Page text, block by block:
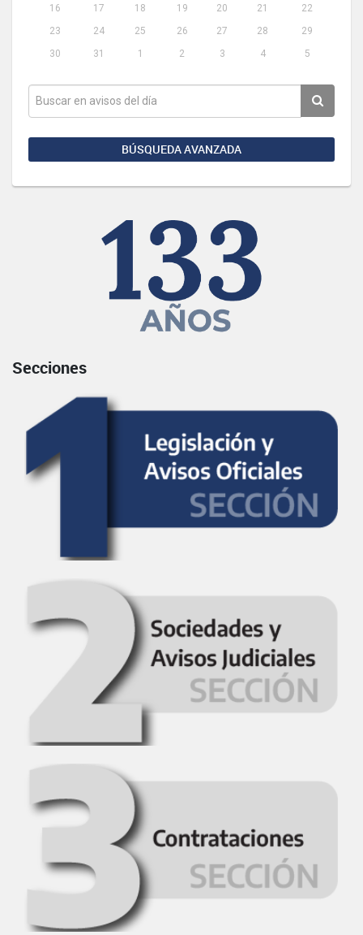
16
17 18 19 20 21
22
23
24 25 26 27 28
29
30
31 1 2 3 4 5
BÚSQUEDA AVANZADA
Secciones